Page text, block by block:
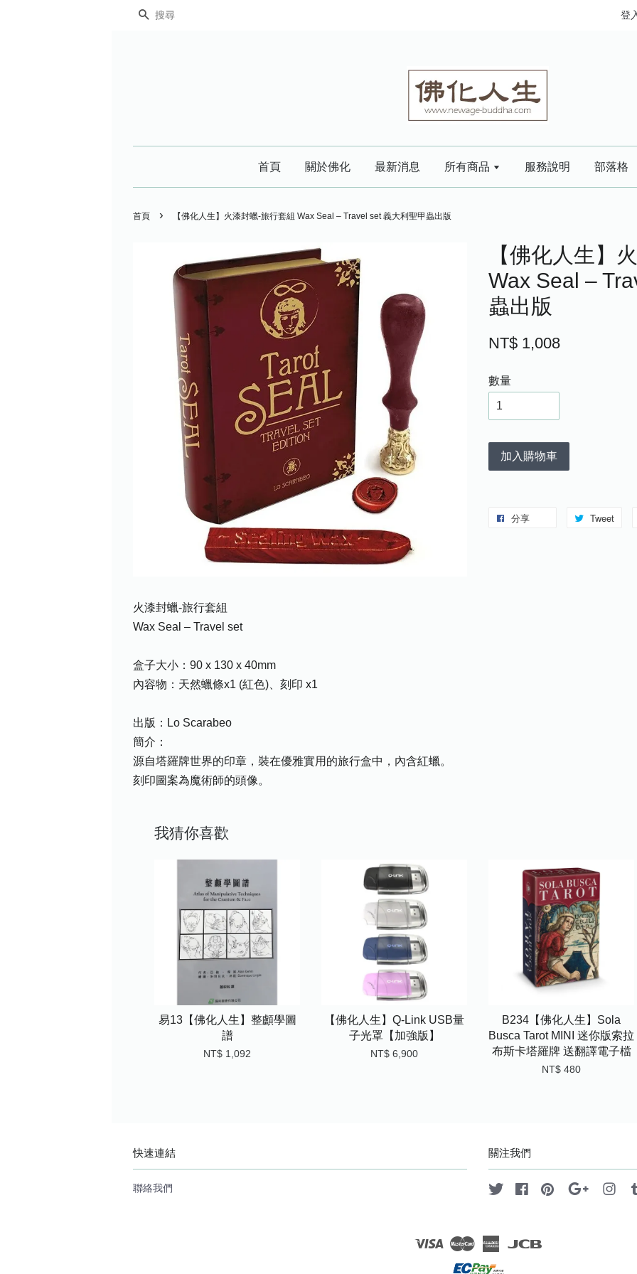
搜尋 登
首頁 關於佛化 最新消息 所有商品 服務說明 部落格
首頁 › 【佛化人生】火漆封蠟-旅行套組 Wax Seal – Travel set 義大利聖甲蟲出版
【佛化人生】
Wax Seal –
蟲出版
NT$ 1,008
數量
加入購物車
分享 Tweet
火漆封蠟-旅行套組
Wax Seal – Travel set
盒子大小：90 x 130 x 40mm
內容物：天然蠟條x1 (紅色)、刻印 x1
出版：Lo Scarabeo
簡介：
源自塔羅牌世界的印章，裝在優雅實用的旅行盒中，內含紅蠟。
刻印圖案為魔術師的頭像。
我猜你喜歡
易13【佛化人生】整顱學圖
譜
NT$ 1,092
【佛化人生】Q-Link USB量
子光罩【加強版】
NT$ 6,900
B234【佛化人生】Sola
Busca Tarot MINI 迷你版索拉
布斯卡塔羅牌 送翻譯電子檔
NT$ 480
快速連結
聯絡我們
關注我們
Twitter FacebookPinterest Google
Visa Master American